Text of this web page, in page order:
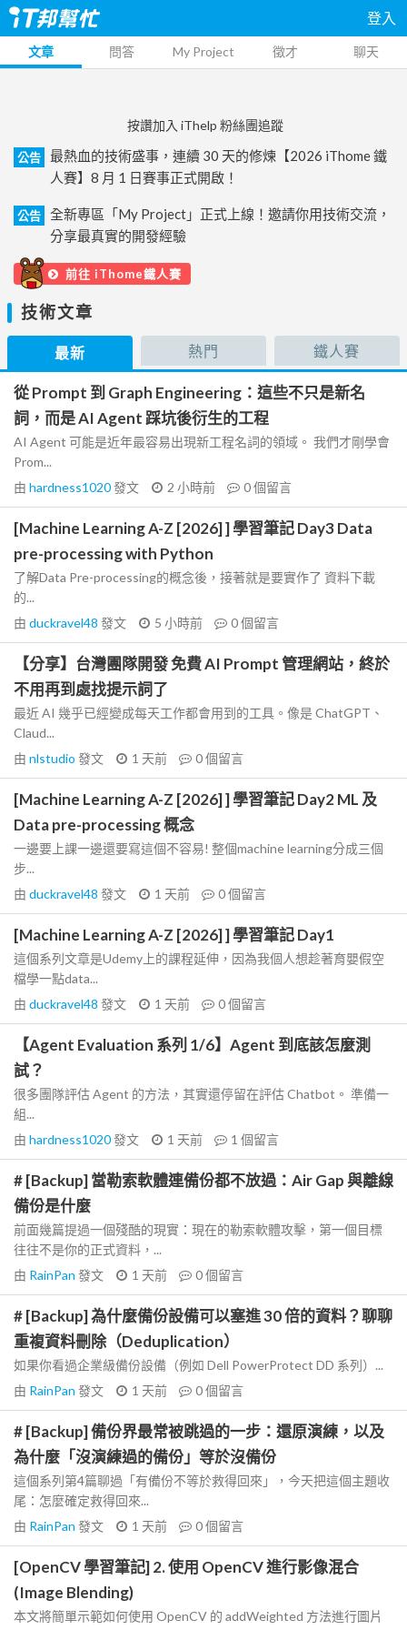
登入
文章 問答 My Project 徵才 聊天
按讚加入 iThelp 粉絲團追蹤
公告
最熱血的技術盛事，連續 30 天的修煉【2026 iThome 鐵
人賽】8 月 1 日賽事正式開啟！
公告
全新專區「My Project」正式上線！邀請你用技術交流，
分享最真實的開發經驗
前往 iThome鐵人賽
技術文章
最新 熱門 鐵人賽
從 Prompt 到 Graph Engineering：這些不只是新名
詞，而是 AI Agent 踩坑後衍生的工程
AI Agent 可能是近年最容易出現新工程名詞的領域。 我們才剛學會
Prom...
由 hardness1020發文 2 小時前 0個留言
[Machine Learning A-Z [2026] ] 學習筆記 Day3 Data
pre-processing with Python
了解Data Pre-processing的概念後，接著就是要實作了 資料下載
的...
由 duckravel48 發文 5 小時前 0個留言
【分享】台灣團隊開發 免費 AI Prompt 管理網站，終於
不用再到處找提示詞了
最近 AI 幾乎已經變成每天工作都會用到的工具。像是 ChatGPT、
Claud...
由 nlstudio 發文 1 天前 0個留言
[Machine Learning A-Z [2026] ] 學習筆記 Day2 ML 及
Data pre-processing 概念
一邊要上課一邊還要寫這個不容易! 整個machine learning分成三個
步...
由 duckravel48 發文 1 天前 0個留言
[Machine Learning A-Z [2026] ] 學習筆記 Day1
這個系列文章是Udemy上的課程延伸，因為我個人想趁著育嬰假空
檔學一點data...
由 duckravel48 發文 1 天前 0個留言
【Agent Evaluation 系列 1/6】Agent 到底該怎麼測
試？
很多團隊評估 Agent 的方法，其實還停留在評估 Chatbot。 準備一
組...
由 hardness1020發文 1 天前 1 個留言
# [Backup] 當勒索軟體連備份都不放過：Air Gap 與離線
備份是什麼
前面幾篇提過一個殘酷的現實：現在的勒索軟體攻擊，第一個目標
往往不是你的正式資料，...
由 RainPan 發文 1 天前 0個留言
# [Backup] 為什麼備份設備可以塞進 30 倍的資料？聊聊
重複資料刪除（Deduplication）
如果你看過企業級備份設備（例如 Dell PowerProtect DD 系列）...
由 RainPan 發文 1 天前 0個留言
# [Backup] 備份界最常被跳過的一步：還原演練，以及
為什麼「沒演練過的備份」等於沒備份
這個系列第4篇聊過「有備份不等於救得回來」，今天把這個主題收
尾：怎麼確定救得回來...
由 RainPan 發文 1 天前 0個留言
[OpenCV 學習筆記] 2. 使用 OpenCV 進行影像混合
(Image Blending)
本文將簡單示範如何使用 OpenCV 的 addWeighted 方法進行圖片